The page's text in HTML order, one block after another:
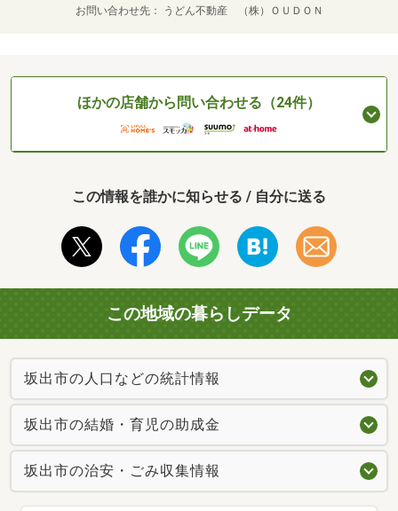
お問い合わせ先 うどん不動産 （株）ＯＵＤＯＮ
ほかの店舗から問い合わせる（24件）
この情報を誰かに知らせる / 自分に送る
この地域の暮らしデータ
坂出市の人口などの統計情報
坂出市の結婚・育児の助成金
坂出市の治安・ごみ収集情報